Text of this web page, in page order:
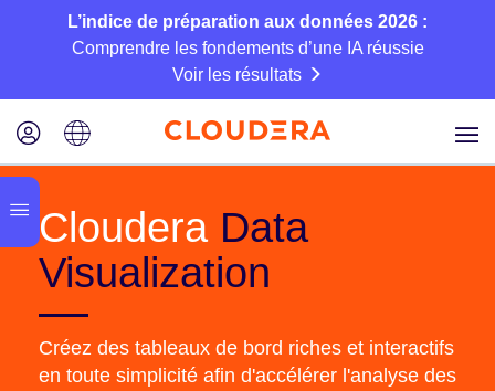
L’indice de préparation aux données 2026 :
Comprendre les fondements d’une IA réussie
Voir les résultats
ClouderaData
Visualization
Créez des tableaux de bord riches et interactifs
en toute simplicité afin d'accélérer l'analyse des